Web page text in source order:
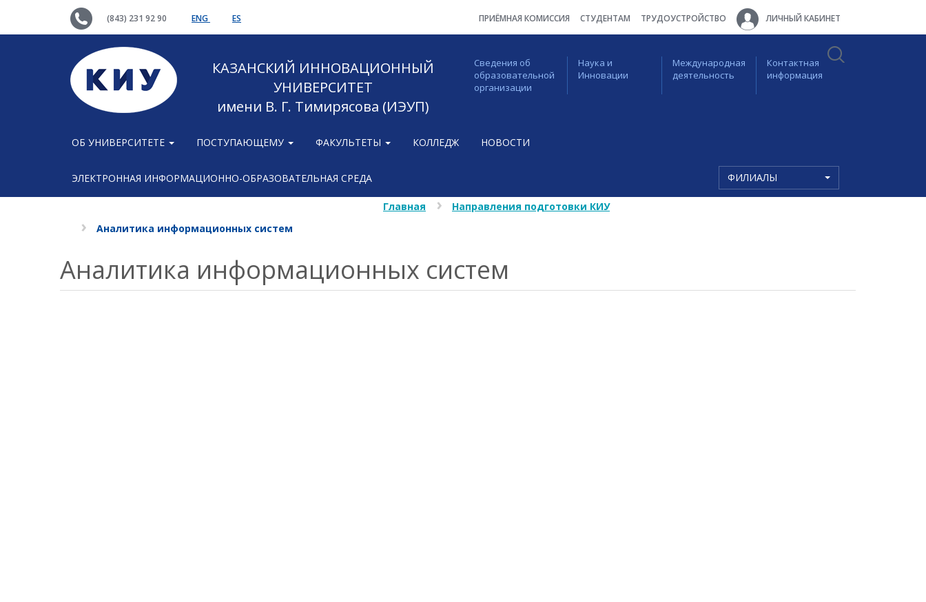
(843) 231 92 90 ENG ES ПРИЁМНАЯ КОМИССИЯ СТУДЕНТАМ ТРУДОУСТРОЙСТВО ЛИЧНЫЙ КАБИНЕТ
КАЗАНСКИЙ ИННОВАЦИОННЫЙ
УНИВЕРСИТЕТ
имени В. Г. Тимирясова (ИЭУП)
Сведения об
образовательной
организации
Наука и
Инновации
Международная
деятельность
Контактная
информация
ОБ УНИВЕРСИТЕТЕ ПОСТУПАЮЩЕМУ ФАКУЛЬТЕТЫ КОЛЛЕДЖ НОВОСТИ
ЭЛЕКТРОННАЯ ИНФОРМАЦИОННО-ОБРАЗОВАТЕЛЬНАЯ СРЕДА ФИЛИАЛЫ
Главная
Направления подготовки КИУ
Аналитика информационных систем
Аналитика информационных систем